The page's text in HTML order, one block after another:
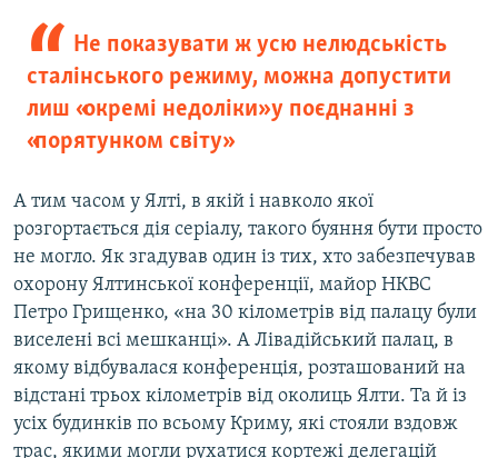
Не показувати ж усю нелюдськість
сталінського режиму, можна допустити
лиш «окремі недоліки» у поєднанні з
«порятунком світу»
А тим часом у Ялті, в якій і навколо якої
розгортається дія серіалу, такого буяння бути просто
не могло. Як згадував один із тих, хто забезпечував
охорону Ялтинської конференції, майор НКВС
Петро Грищенко, «на 30 кілометрів від палацу були
виселені всі мешканці». А Лівадійський палац, в
якому відбувалася конференція, розташований на
відстані трьох кілометрів від околиць Ялти. Та й із
усіх будинків по всьому Криму, які стояли вздовж
трас, якими могли рухатися кортежі делегацій